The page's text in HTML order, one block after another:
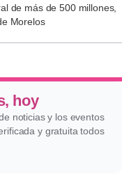
de más de 500 millones,
Morelos
hoy
noticias y los eventos
y gratuita todos